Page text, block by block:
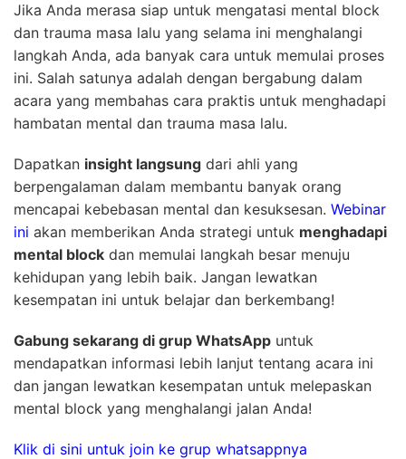
Jika Anda merasa siap untuk mengatasi mental block
dan trauma masa lalu yang selama ini menghalangi
langkah Anda, ada banyak cara untuk memulai proses
ini. Salah satunya adalah dengan bergabung dalam
acara yang membahas cara praktis untuk menghadapi
hambatan mental dan trauma masa lalu.
Dapatkan insight langsung dari ahli yang
berpengalaman dalam membantu banyak orang
mencapai kebebasan mental dan kesuksesan. Webinar
ini akan memberikan Anda strategi untuk menghadapi
mental block dan memulai langkah besar menuju
kehidupan yang lebih baik. Jangan lewatkan
kesempatan ini untuk belajar dan berkembang!
Gabung sekarang di grup WhatsApp untuk
mendapatkan informasi lebih lanjut tentang acara ini
dan jangan lewatkan kesempatan untuk melepaskan
mental block yang menghalangi jalan Anda!
Klik di sini untuk join ke grup whatsappnya